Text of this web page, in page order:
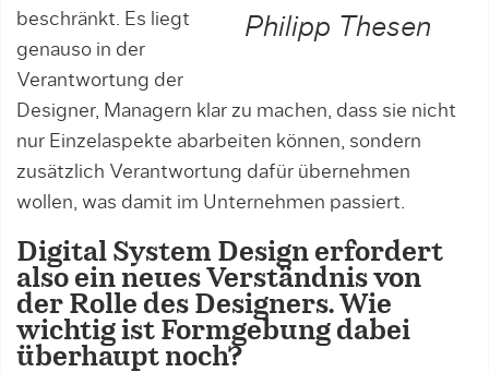
Philipp Thesen
beschränkt. Es liegt
genauso in der
Verantwortung der
Designer, Managern klar zu machen, dass sie nicht
nur Einzelaspekte abarbeiten können, sondern
zusätzlich Verantwortung dafür übernehmen
wollen, was damit im Unternehmen passiert.
Digital System Design erfordert
also ein neues Verständnis von
der Rolle des Designers. Wie
wichtig ist Formgebung dabei
überhaupt noch?